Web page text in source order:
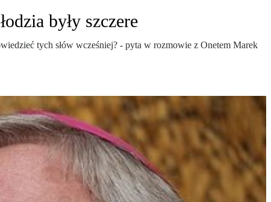
były szczere
tych słów wcześniej? - pyta w rozmowie z Onetem Marek